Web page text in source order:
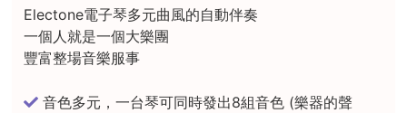
Electone電子琴多元曲風的自動伴奏
一個人就是一個大樂團
豐富整場音樂服事
音色多元，一台琴可同時發出8組音色 (樂器的聲